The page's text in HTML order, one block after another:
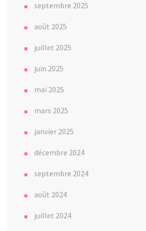
septembre 2025
août 2025
juillet 2025
juin 2025
mai 2025
mars 2025
janvier 2025
décembre 2024
septembre 2024
août 2024
juillet 2024